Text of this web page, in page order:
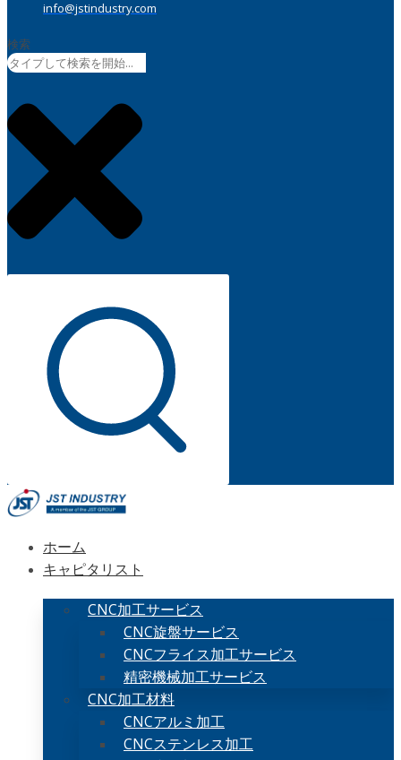
info@jstindustry.com
検索
ホーム
キャピタリスト
CNC加工サービス
CNC旋盤サービス
CNCフライス加工サービス
精密機械加工サービス
CNC加工材料
CNCアルミ加工
CNCステンレス加工